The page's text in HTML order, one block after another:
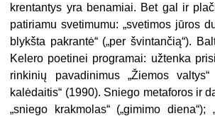
krentantys yra benamiai. Bet gal ir
patiriamu svetimumu: „svetimos jūros
blykšta pakrantė“ („per švintančią“).
Kelero poetinei programai: užtenka
rinkinių pavadinimus „Žiemos
kalėdaitis“ (1990). Sniego metaforos ir
„sniego krakmolas“ („gimimo